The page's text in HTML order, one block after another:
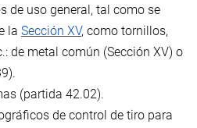
de uso general, tal como se
la Sección XV, como tornillos,
de metal común (Sección XV) o
(partida 42.02).
de control de tiro para